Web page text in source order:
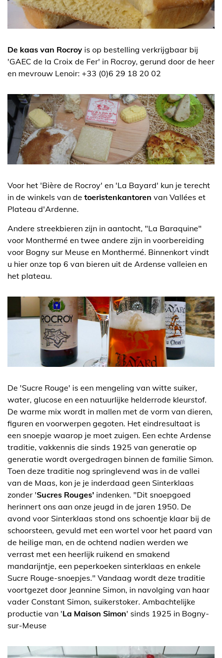
De kaas van Rocroy is op bestelling verkrijgbaar bij
'GAEC de la Croix de Fer' in Rocroy, gerund door de heer
en mevrouw Lenoir: +33 (0)6 29 18 20 02
Voor het 'Bière de Rocroy' en 'La Bayard' kun je terecht
in de winkels van de toeristenkantoren van Vallées et
Plateau d'Ardenne.
Andere streekbieren zijn in aantocht, "La Baraquine"
voor Monthermé en twee andere zijn in voorbereiding
voor Bogny sur Meuse en Monthermé. Binnenkort vindt
u hier onze top 6 van bieren uit de Ardense valleien en
het plateau.
De 'Sucre Rouge' is een mengeling van witte suiker,
water, glucose en een natuurlijke helderrode kleurstof.
De warme mix wordt in mallen met de vorm van dieren,
figuren en voorwerpen gegoten. Het eindresultaat is
een snoepje waarop je moet zuigen. Een echte Ardense
traditie, vakkennis die sinds 1925 van generatie op
generatie wordt overgedragen binnen de familie Simon.
Toen deze traditie nog springlevend was in de vallei
van de Maas, kon je je inderdaad geen Sinterklaas
zonder 'Sucres Rouges' indenken. "Dit snoepgoed
herinnert ons aan onze jeugd in de jaren 1950. De
avond voor Sinterklaas stond ons schoentje klaar bij de
schoorsteen, gevuld met een wortel voor het paard van
de heilige man, en de ochtend nadien werden we
verrast met een heerlijk ruikend en smakend
mandarijntje, een peperkoeken sinterklaas en enkele
Sucre Rouge-snoepjes." Vandaag wordt deze traditie
voortgezet door Jeannine Simon, in navolging van haar
vader Constant Simon, suikerstoker. Ambachtelijke
productie van 'La Maison Simon' sinds 1925 in Bogny-
sur-Meuse